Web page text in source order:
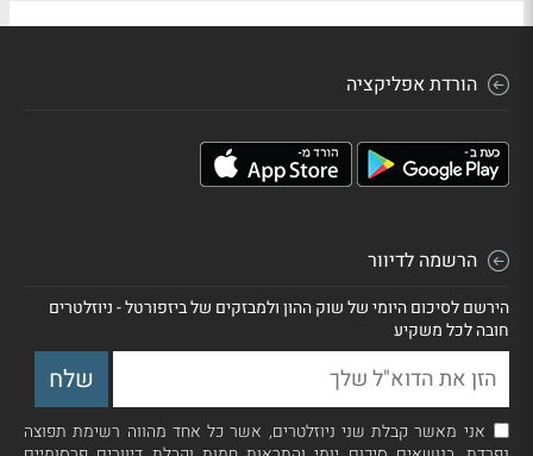
הורדת אפליקציה
הרשמה לדיוור
הירשם לסיכום היומי של שוק ההון ולמבזקים של ביזפורטל - ניוזלטרים
חובה לכל משקיע
אני מאשר קבלת שני ניוזלטרים, אשר כל אחד מהווה רשימת תפוצה